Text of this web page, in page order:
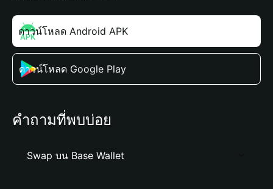
ดาวน์โหลด Android APK
ดาวน์โหลด Google Play
คำถามที่พบบ่อย
Swap บน Base Wallet